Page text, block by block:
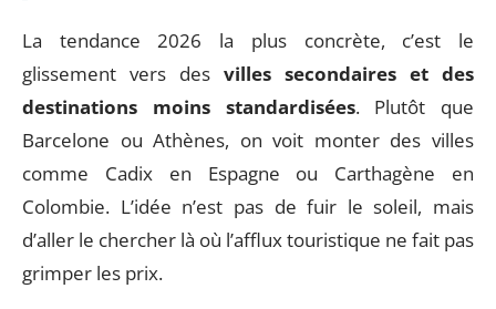
La tendance 2026 la plus concrète, c’est le
glissement vers des villes secondaires et des
destinations moins standardisées. Plutôt que
Barcelone ou Athènes, on voit monter des villes
comme Cadix en Espagne ou Carthagène en
Colombie. L’idée n’est pas de fuir le soleil, mais
d’aller le chercher là où l’afflux touristique ne fait pas
grimper les prix.